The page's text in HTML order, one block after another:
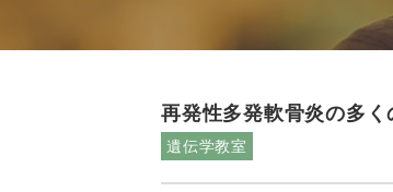
再発性多発軟⾻炎の多
遺伝学教室